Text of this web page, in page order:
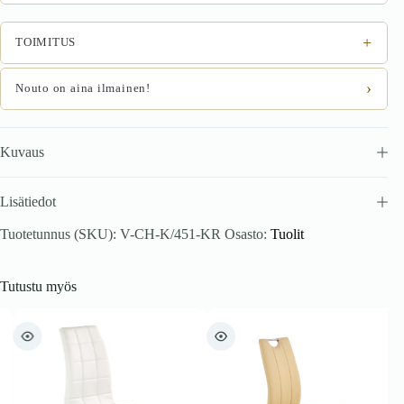
TOIMITUS +
Nouto on aina ilmainen! ›
Kuvaus
Lisätiedot
Tuotetunnus (SKU): V-CH-K/451-KR Osasto: Tuolit
Tutustu myös